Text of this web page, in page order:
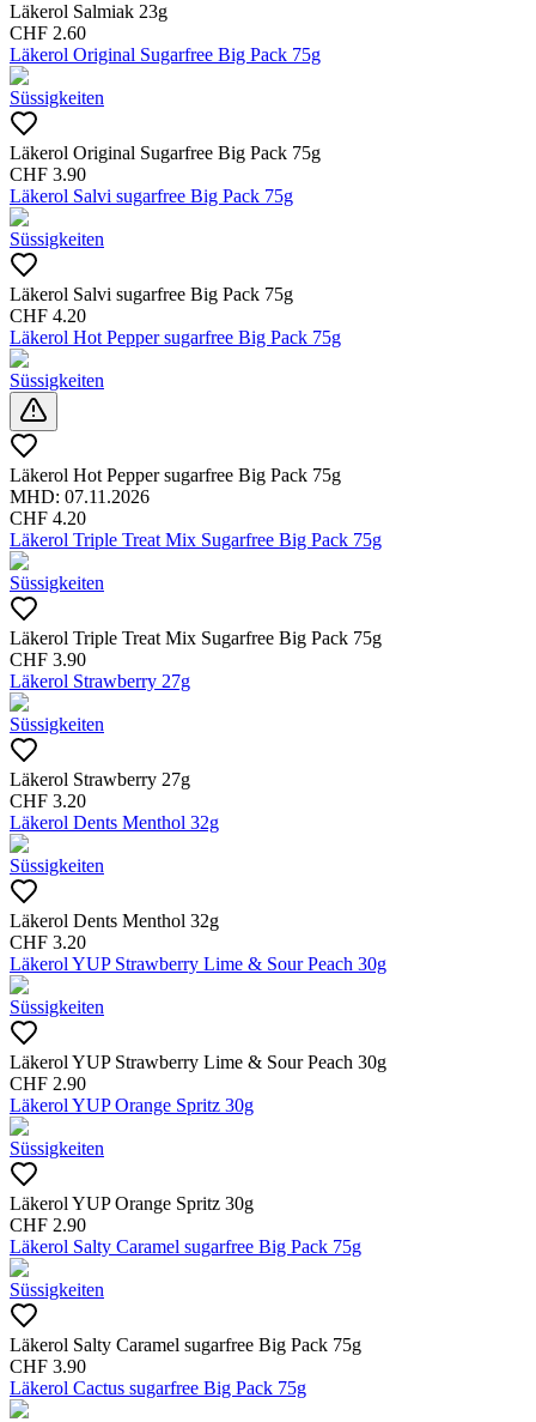
Läkerol Salmiak 23g
CHF 2.60
Läkerol Original Sugarfree Big Pack 75g
Süssigkeiten
Läkerol Original Sugarfree Big Pack 75g
CHF 3.90
Läkerol Salvi sugarfree Big Pack 75g
Süssigkeiten
Läkerol Salvi sugarfree Big Pack 75g
CHF 4.20
Läkerol Hot Pepper sugarfree Big Pack 75g
Süssigkeiten
Läkerol Hot Pepper sugarfree Big Pack 75g
MHD: 07.11.2026
CHF 4.20
Läkerol Triple Treat Mix Sugarfree Big Pack 75g
Süssigkeiten
Läkerol Triple Treat Mix Sugarfree Big Pack 75g
CHF 3.90
Läkerol Strawberry 27g
Süssigkeiten
Läkerol Strawberry 27g
CHF 3.20
Läkerol Dents Menthol 32g
Süssigkeiten
Läkerol Dents Menthol 32g
CHF 3.20
Läkerol YUP Strawberry Lime & Sour Peach 30g
Süssigkeiten
Läkerol YUP Strawberry Lime & Sour Peach 30g
CHF 2.90
Läkerol YUP Orange Spritz 30g
Süssigkeiten
Läkerol YUP Orange Spritz 30g
CHF 2.90
Läkerol Salty Caramel sugarfree Big Pack 75g
Süssigkeiten
Läkerol Salty Caramel sugarfree Big Pack 75g
CHF 3.90
Läkerol Cactus sugarfree Big Pack 75g